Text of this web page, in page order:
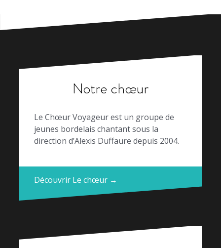
Notre chœur
Le Chœur Voyageur est un groupe de
jeunes bordelais chantant sous la
direction d’Alexis Duffaure depuis 2004.
Découvrir Le chœur →